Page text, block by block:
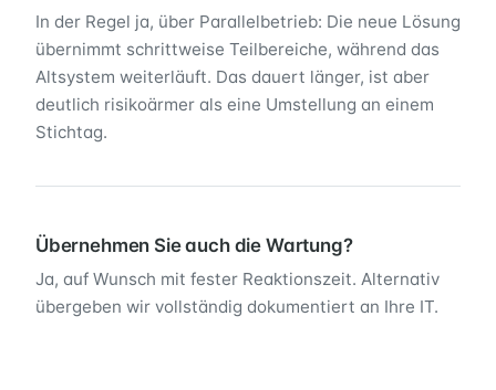
In der Regel ja, über Parallelbetrieb: Die neue Lösung
übernimmt schrittweise Teilbereiche, während das
Altsystem weiterläuft. Das dauert länger, ist aber
deutlich risikoärmer als eine Umstellung an einem
Stichtag.
Übernehmen Sie auch die Wartung?
Ja, auf Wunsch mit fester Reaktionszeit. Alternativ
übergeben wir vollständig dokumentiert an Ihre IT.